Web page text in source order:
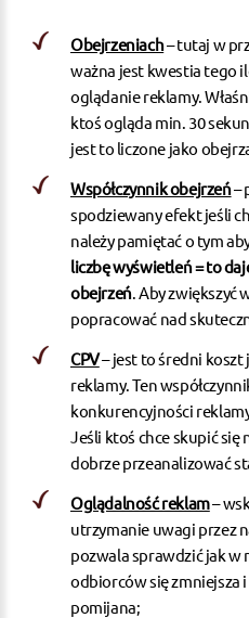
Obejrzeniach– tutaj w
ważna jest kwestia tego
oglądanie reklamy.
ktoś ogląda min. 30
jest to liczone jako
Współczynnik obejrzeń–
spodziewany efekt jeśli
należy pamiętać o tym
liczbę wyświetleń = to
obejrzeń. Aby zwiększyć
popracować nad
CPV– jest to średni koszt
reklamy. Ten
konkurencyjności
Jeśli ktoś chce skupić się
dobrze przeanalizować
Oglądalność reklam–
utrzymanie uwagi przez
pozwala sprawdzić jak
odbiorców się zmniejsza
pomijana;